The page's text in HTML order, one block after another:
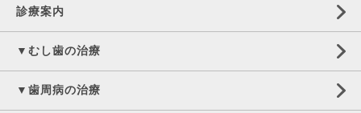
診療案内
▼むし歯の治療
▼歯周病の治療